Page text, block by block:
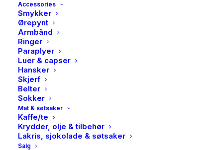
Accessories
Smykker
Ørepynt
Armbånd
Ringer
Paraplyer
Luer & capser
Hansker
Skjerf
Belter
Sokker
Mat & søtsaker
Kaffe/te
Krydder, olje & tilbehør
Lakris, sjokolade & søtsaker
Salg
HK LIving, Jug shell
349,00
Kanne Shell fra den populære 70-tallsserien.
Håndlaget, som gir et unikt preg.
Utsolgt